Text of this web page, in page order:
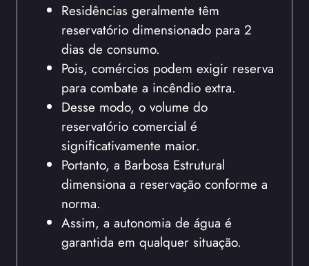
Residências geralmente têm
reservatório dimensionado para 2
dias de consumo.
Pois, comércios podem exigir reserva
para combate a incêndio extra.
Desse modo, o volume do
reservatório comercial é
significativamente maior.
Portanto, a Barbosa Estrutural
dimensiona a reservação conforme a
norma.
Assim, a autonomia de água é
garantida em qualquer situação.